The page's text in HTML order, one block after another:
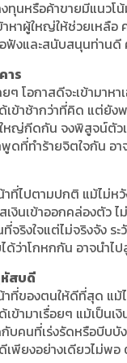
ทุนหรือค้าขายมีแนวโ
าหาผู้ใหญ่ให้ช่วยเหลือ
ฟังและสนับสนุนท่านดี
าร
ๆ โอกาสดีจะเข้ามาหา
เข้าช้ากว่าที่คิด แต่ยั
หญ่กีดกัน จงพิสูจน์ตัวเ
พูดที่ทำร้ายจิตใจกัน อ
าที่ไปตามปกติ แม้ไม่ห
เงินเข้าออกคล่องตัว
ที่จริงใจแต่ไม่จริงจัง ร
ด้ว่าโกหกกัน อาจนำ
สบดี
าที่ของตนให้ดีที่สุด แม้
เข้ามาเรื่อยๆ แม้เป็น
บคนที่เร่งรัดหรือบีบบั
เพียงอย่างเดียวไม่พ